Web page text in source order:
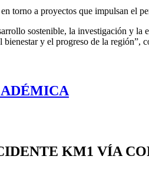
torno a proyectos que impulsan el
sostenible, la investigación y la
y el progreso de la región”,
KM1 VÍA